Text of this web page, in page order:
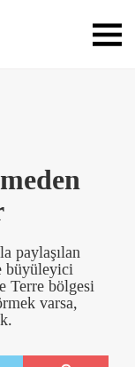
paylaşılan
büyüleyici
Terre bölgesi
varsa,